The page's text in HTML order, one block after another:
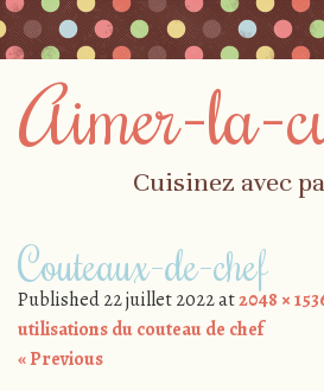
Aimer-la-
Cuisinez avec
Menu
Couteaux-de-chef
Published22 juillet 2022at2048 ×
utilisations du couteau de chef
« Previous